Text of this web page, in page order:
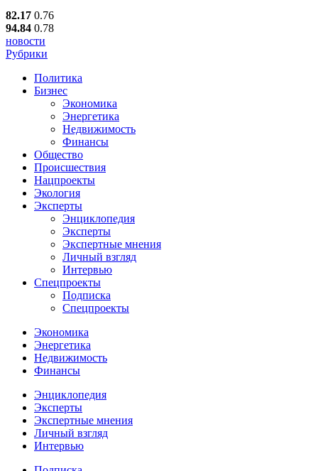
82.17 0.76
94.84 0.78
новости
Рубрики
Политика
Бизнес
Экономика
Энергетика
Недвижимость
Финансы
Общество
Происшествия
Нацпроекты
Экология
Эксперты
Энциклопедия
Эксперты
Экспертные мнения
Личный взгляд
Интервью
Спецпроекты
Подписка
Спецпроекты
Экономика
Энергетика
Недвижимость
Финансы
Энциклопедия
Эксперты
Экспертные мнения
Личный взгляд
Интервью